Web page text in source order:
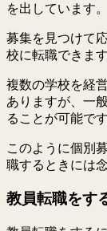
を出しています。
募集を見つけて
校に転職できます
複数の学校を経
ありますが、一
ることが可能です
このように個別
職するときには
教員転職をす